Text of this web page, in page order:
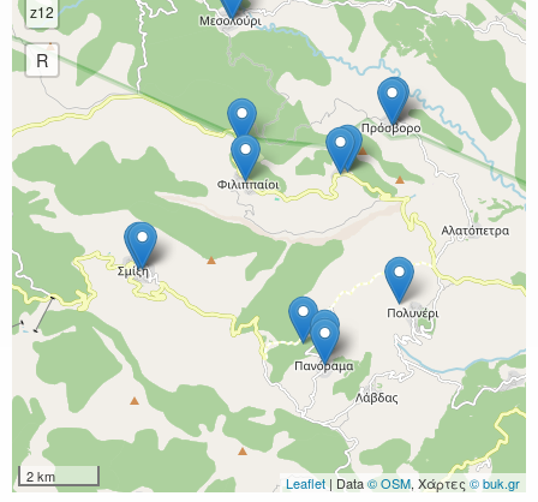
z12
R
2 km Leaflet | Data© OSM, Χάρτες© buk.gr